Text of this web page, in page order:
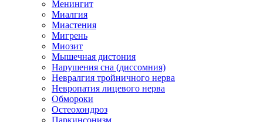
Менингит
Миалгия
Миастения
Мигрень
Миозит
Мышечная дистония
Нарушения сна (диссомния)
Невралгия тройничного нерва
Невропатия лицевого нерва
Обмороки
Остеохондроз
Паркинсонизм